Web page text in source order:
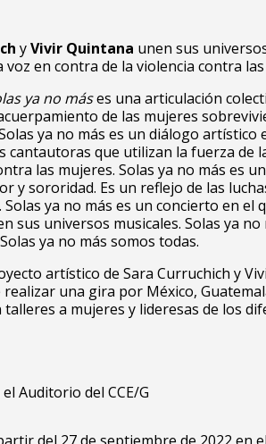
yVivir Quintana unen sus
en contra de la violencia contra
ya no máses una articulación
de las mujeres
ya no más es un diálogo artístico
cantautoras que utilizan la fuerza de
las mujeres. Solas ya no más es
y sororidad. Es un reflejo de las
ya no más es un concierto en el
sus universos musicales. Solas ya no
ya no más somos todas.
artístico de Sara Curruchich y
realizar una gira por México,
a mujeres y lideresas de los
Auditorio del CCE/G